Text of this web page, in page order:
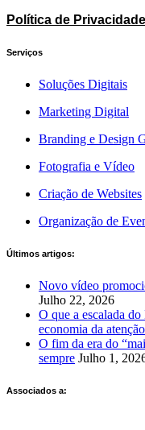
Política de Privacidade
Serviços
Soluções Digitais
Marketing Digital
Branding e Design
Fotografia e Vídeo
Criação de Websites
Organização de
Últimos artigos:
Novo vídeo
Julho 22, 2026
O que a escalada
economia da
O fim da era do
sempre Julho 1,
Associados a: